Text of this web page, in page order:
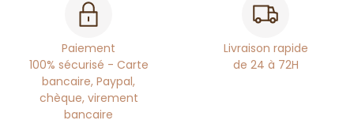
Paiement
100% sécurisé - Carte
bancaire, Paypal,
chèque, virement
bancaire
Livraison rapide
de 24 à 72H